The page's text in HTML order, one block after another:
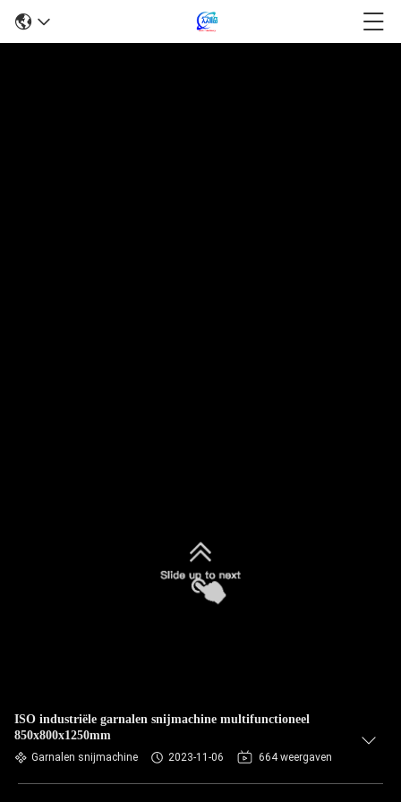
ISO industriële garnalen snijmachine multifunctioneel
850x800x1250mm
Garnalen snijmachine 2023-11-06 664 weergaven